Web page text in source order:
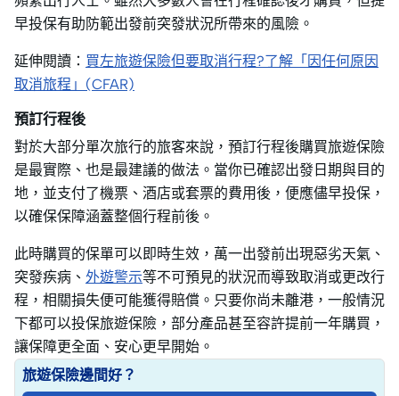
早投保有助防範出發前突發狀況所帶來的風險。
延伸閱讀： 買左旅遊保險但要取消行程?了解「因任何原因
取消旅程」(CFAR)
預訂行程後
對於大部分單次旅行的旅客來說，預訂行程後購買旅遊保險
是最實際、也是最建議的做法。當你已確認出發日期與目的
地，並支付了機票、酒店或套票的費用後，便應儘早投保，
以確保保障涵蓋整個行程前後。
此時購買的保單可以即時生效，萬一出發前出現惡劣天氣、
突發疾病、 外遊警示等不可預見的狀況而導致取消或更改行
程，相關損失便可能獲得賠償。只要你尚未離港，一般情況
下都可以投保旅遊保險，部分產品甚至容許提前一年購買，
讓保障更全面、安心更早開始。
旅遊保險邊間好？